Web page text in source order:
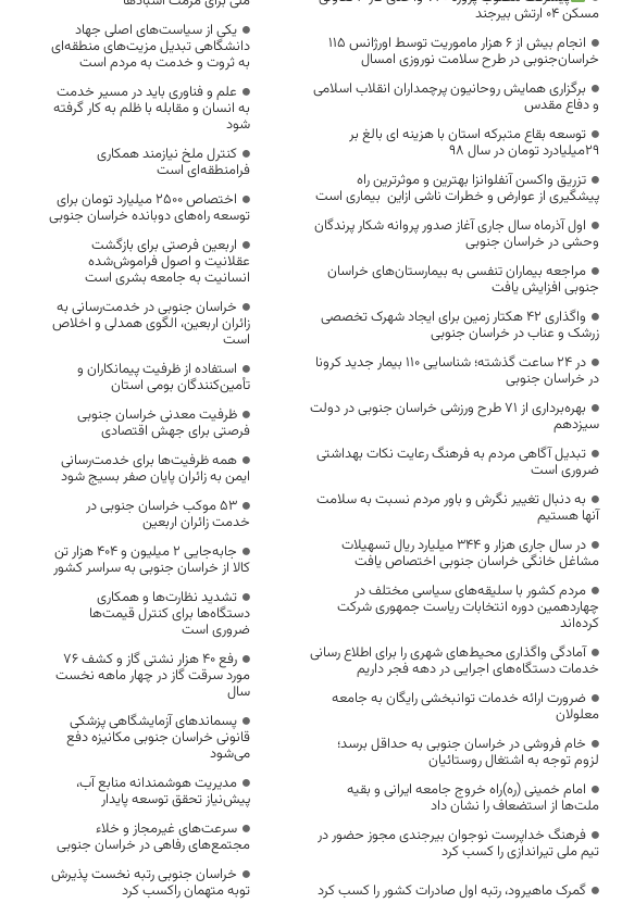
مسکن ۰۴ ارتش بیرجند
انجام بیش از 6 هزار ماموریت توسط اورژانس 115
خراسان‌جنوبی در طرح سلامت نوروزی امسال
برگزاری همایش روحانیون پرچمداران انقلاب اسلامی
و دفاع مقدس
توسعه بقاع متبرکه استان با هزینه ای بالغ بر
29میلیادرد تومان در سال 98
تزریق واکسن آنفلوانزا بهترین و موثرترین راه
پیشگیری از عوارض و خطرات ناشی ازاین بیماری است
اول آذرماه سال جاری آغاز صدور پروانه شکار پرندگان
وحشی در خراسان جنوبی
مراجعه بیماران تنفسی به بیمارستان‌های خراسان
جنوبی افزایش یافت
واگذاری 42 هکتار زمین برای ایجاد شهرک تخصصی
زرشک و عناب در خراسان جنوبی
در 24 ساعت گذشته؛ شناسایی 110 بیمار جدید کرونا
در خراسان جنوبی
بهره‌برداری از ۷۱ طرح ورزشی خراسان جنوبی در دولت
سیزدهم
تبدیل آگاهی مردم به فرهنگ رعایت نکات بهداشتی
ضروری است
به دنبال تغییر نگرش و باور مردم نسبت به سلامت
آنها هستیم
در سال جاری هزار و ۳۴۴ میلیارد ریال تسهیلات
مشاغل خانگی خراسان جنوبی اختصاص یافت
مردم کشور با سلیقه‌های سیاسی مختلف در
چهاردهمین دوره انتخابات ریاست جمهوری شرکت
کرده‌اند
آمادگی واگذاری محیط‌های شهری را برای اطلاع رسانی
خدمات دستگاه‌های اجرایی در دهه فجر داریم
ضرورت ارائه خدمات توانبخشی رایگان به جامعه
معلولان
خام فروشی در خراسان جنوبی به حداقل برسد؛
لزوم توجه به اشتغال روستائیان
امام خمینی (ره)راه خروج جامعه ایرانی و بقیه
ملت‌ها از استضعاف را نشان داد
فرهنگ خداپرست نوجوان بیرجندی مجوز حضور در
تیم ملی تیراندازی را کسب کرد
گمرک ماهیرود، رتبه اول صادرات کشور را کسب کرد
یکی از سیاست‌های اصلی جهاد
دانشگاهی تبدیل مزیت‌های منطقه‌ای
به ثروت و خدمت به مردم است
علم و فناوری باید در مسیر خدمت
به انسان و مقابله با ظلم به کار گرفته
شود
کنترل ملخ نیازمند همکاری
فرامنطقه‌ای است
اختصاص 2500 میلیارد تومان برای
توسعه راه‌های دوبانده خراسان جنوبی
اربعین فرصتی برای بازگشت
عقلانیت و اصول فراموش‌شده
انسانیت به جامعه بشری است
خراسان جنوبی در خدمت‌رسانی به
زائران اربعین، الگوی همدلی و اخلاص
است
استفاده از ظرفیت پیمانکاران و
تأمین‌کنندگان بومی استان
ظرفیت معدنی خراسان جنوبی
فرصتی برای جهش اقتصادی
همه ظرفیت‌ها برای خدمت‌رسانی
ایمن به زائران پایان صفر بسیج شود
53 موکب خراسان جنوبی در
خدمت زائران اربعین
جابه‌جایی 2 میلیون و 404 هزار تن
کالا از خراسان جنوبی به سراسر کشور
تشدید نظارت‌ها و همکاری
دستگاه‌ها برای کنترل قیمت‌ها
ضروری است
رفع 40 هزار نشتی گاز و کشف 76
مورد سرقت گاز در چهار ماهه نخست
سال
پسماندهای آزمایشگاهی پزشکی
قانونی خراسان جنوبی مکانیزه دفع
می‌شود
مدیریت هوشمندانه منابع آب،
پیش‌نیاز تحقق توسعه پایدار
سرعت‌های غیرمجاز و خلاء
مجتمع‌های رفاهی در خراسان جنوبی
خراسان جنوبی رتبه نخست پذیرش
توبه متهمان راکسب کرد